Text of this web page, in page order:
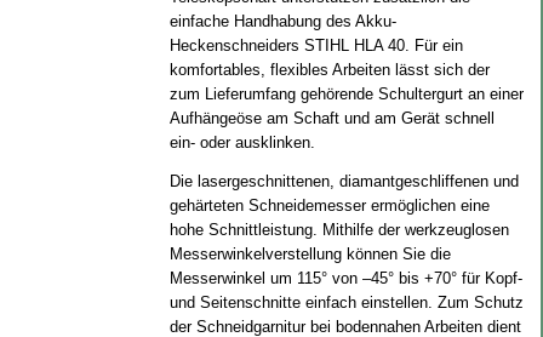
einfache Handhabung des Akku-
Heckenschneiders STIHL HLA 40. Für ein
komfortables, flexibles Arbeiten lässt sich der
zum Lieferumfang gehörende Schultergurt an einer
Aufhängeöse am Schaft und am Gerät schnell
ein- oder ausklinken.
Die lasergeschnittenen, diamantgeschliffenen und
gehärteten Schneidemesser ermöglichen eine
hohe Schnittleistung. Mithilfe der werkzeuglosen
Messerwinkelverstellung können Sie die
Messerwinkel um 115° von –45° bis +70° für Kopf-
und Seitenschnitte einfach einstellen. Zum Schutz
der Schneidgarnitur bei bodennahen Arbeiten dient